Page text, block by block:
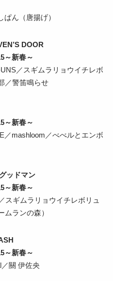
ぱん（唐揚げ）
DOOR
～新春～
／スギムラリョウイチレボ
／警笛鳴らせ
～新春～
／mashloom／べべルとエンボ
ッドマン
～新春～
スギムラリョウイチレボリュ
ランの森）
～新春～
／關 伊佐央